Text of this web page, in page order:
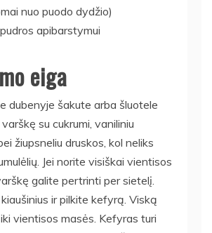
nuo puodo dydžio)
apibarstymui
eiga
dubenyje šakute arba šluotele
su cukrumi, vaniliniu
žiupsneliu druskos, kol neliks
Jei norite visiškai vientisos
galite pertrinti per sietelį.
ir pilkite kefyrą. Viską
vientisos masės. Kefyras turi